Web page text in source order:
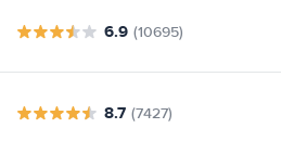
6.9 (10695)
8.7 (7427)